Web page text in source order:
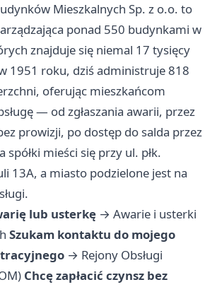
Mieszkalnych Sp. z o.o. to
ponad 550 budynkami w
znajduje się niemal 17 tysięcy
1951 roku, dziś administruje 818
oferując mieszkańcom
— od zgłaszania awarii, przez
prowizji, po dostęp do salda przez
spółki mieści się przy ul. płk.
13A, a miasto podzielone jest na
lub usterkę → Awarie i usterki
Szukam kontaktu do mojego
→ Rejony Obsługi
Chcę zapłacić czynsz bez